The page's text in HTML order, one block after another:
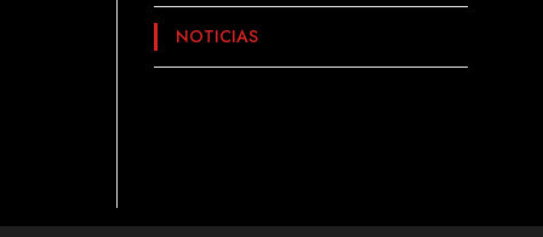
NOTICIAS